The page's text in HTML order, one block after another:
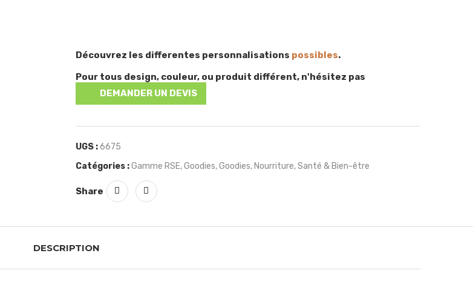
Découvrez les differentes personnalisations possibles.
Pour tous design, couleur, ou produit différent, n'hésitez pas
DEMANDER UN DEVIS
UGS :6675
Catégories :Gamme RSE,Goodies,Goodies, Nourriture,Santé & Bien-être
Share
DESCRIPTION